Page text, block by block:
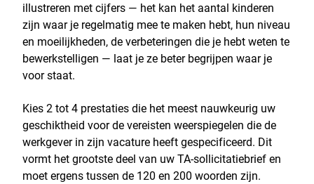
illustreren met cijfers — het kan het aantal kinderen
zijn waar je regelmatig mee te maken hebt, hun niveau
en moeilijkheden, de verbeteringen die je hebt weten te
bewerkstelligen — laat je ze beter begrijpen waar je
voor staat.
Kies 2 tot 4 prestaties die het meest nauwkeurig uw
geschiktheid voor de vereisten weerspiegelen die de
werkgever in zijn vacature heeft gespecificeerd. Dit
vormt het grootste deel van uw TA-sollicitatiebrief en
moet ergens tussen de 120 en 200 woorden zijn.